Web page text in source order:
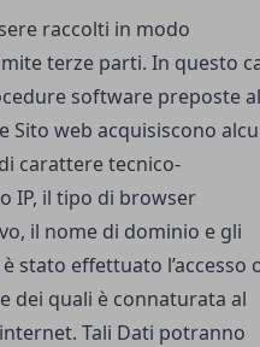
raccolti in modo
terze parti. In questo
software preposte al
Sito web acquisiscono
carattere tecnico-
IP, il tipo di browser
il nome di dominio e gli
stato effettuato l’accesso
dei quali è connaturata al
Tali Dati potranno